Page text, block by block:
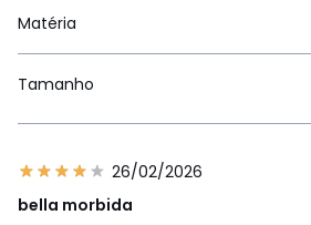
Matéria
Tamanho
26/02/2026
bella morbida